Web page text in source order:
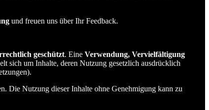
und freuen uns über Ihr Feedback.
geschützt. Eine Verwendung, Vervielfältigung
sich um Inhalte, deren Nutzung gesetzlich ausdrücklich
Die Nutzung dieser Inhalte ohne Genehmigung kann zu